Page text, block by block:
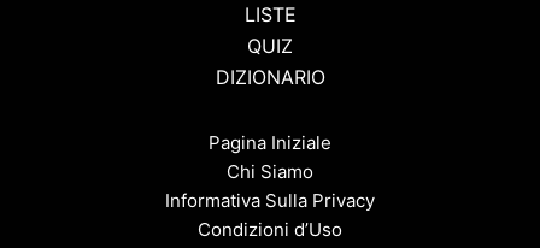
LISTE
QUIZ
DIZIONARIO
Pagina Iniziale
Chi Siamo
Informativa Sulla Privacy
Condizioni d’Uso